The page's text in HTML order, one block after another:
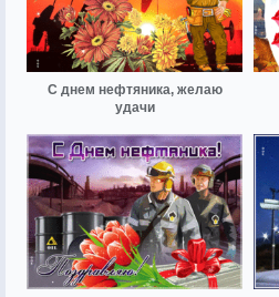
С днем нефтяника, желаю
удачи